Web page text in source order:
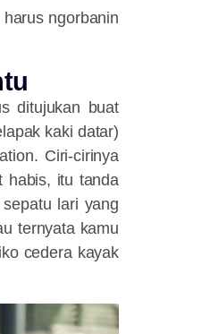
ngorbanin
ditujukan buat
kaki datar)
Ciri-cirinya
habis, itu tanda
lari yang
ternyata kamu
cedera kayak